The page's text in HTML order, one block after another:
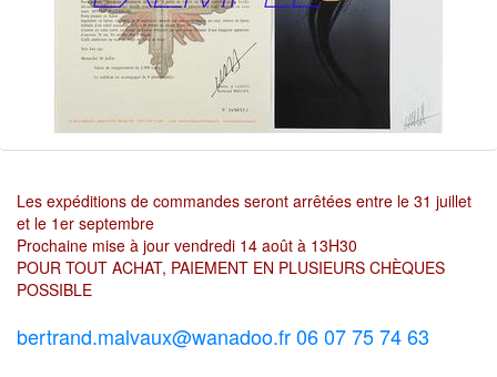
Les expéditions de commandes seront arrêtées entre le 31 juillet
et le 1er septembre
Prochaine mise à jour vendredi 14 août à 13H30
POUR TOUT ACHAT, PAIEMENT EN PLUSIEURS CHÈQUES
POSSIBLE
bertrand.malvaux@wanadoo.fr 06 07 75 74 63